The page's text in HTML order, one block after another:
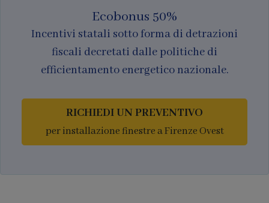
Ecobonus 50%
Incentivi statali sotto forma di detrazioni
fiscali decretati dalle politiche di
efficientamento energetico nazionale.
RICHIEDI UN PREVENTIVO
per installazione finestre a Firenze Ovest